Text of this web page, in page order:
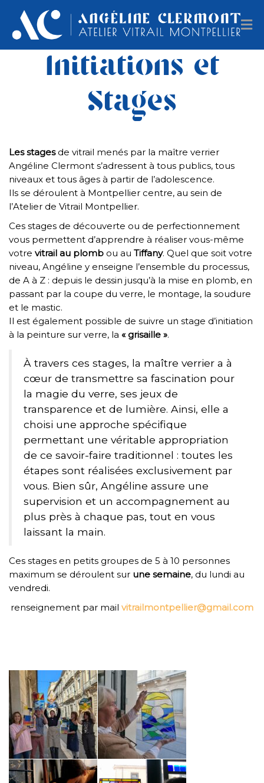
Initiations et
Stages
Les stagesde vitrail menés par la maître verrier
Angéline Clermont s’adressent à tous publics, tous
niveaux et tous âges à partir de l’adolescence.
Ils se déroulent à Montpellier centre, au sein de
l’Atelier de Vitrail Montpellier.
Ces stages de découverte ou de perfectionnement
vous permettent d’apprendre à réaliser vous-même
votre vitrail au plomb ou au Tiffany. Quel que soit votre
niveau, Angéline y enseigne l’ensemble du processus,
de A à Z : depuis le dessin jusqu’à la mise en plomb, en
passant par la coupe du verre, le montage, la soudure
et le mastic.
Il est également possible de suivre un stage d’initiation
à la peinture sur verre, la « grisaille ».
À travers ces stages, la maître verrier a à
cœur de transmettre sa fascination pour
la magie du verre, ses jeux de
transparence et de lumière. Ainsi, elle a
choisi une approche spécifique
permettant une véritable appropriation
de ce savoir-faire traditionnel : toutes les
étapes sont réalisées exclusivement par
vous. Bien sûr, Angéline assure une
supervision et un accompagnement au
plus près à chaque pas, tout en vous
laissant la main.
Ces stages en petits groupes de 5 à 10 personnes
maximum se déroulent sur une semaine, du lundi au
vendredi.
renseignement par mail vitrailmontpellier@gmail.com